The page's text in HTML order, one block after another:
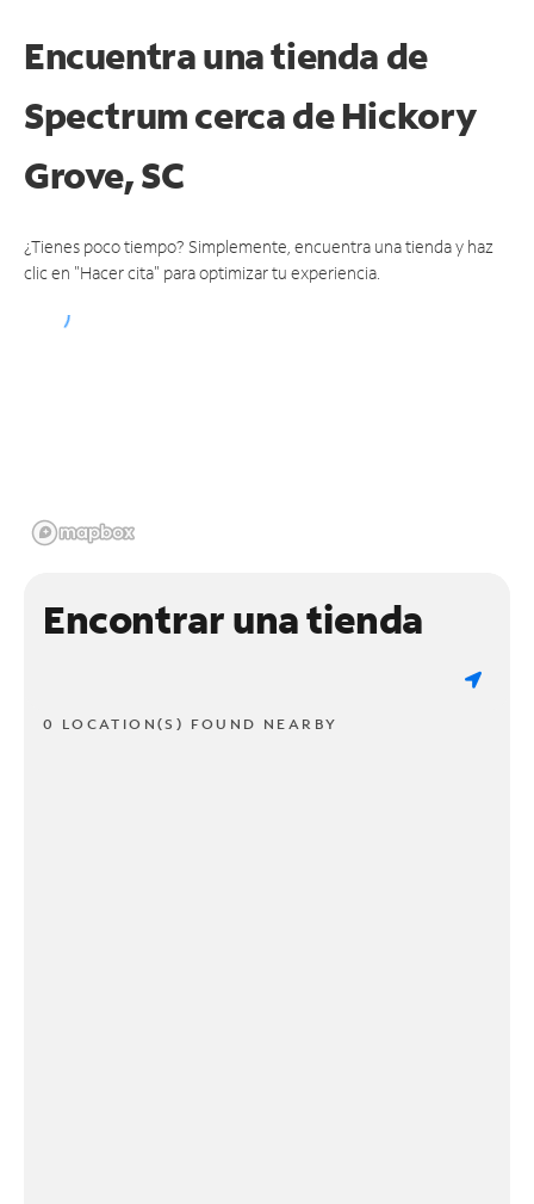
Encuentra una tienda de
Spectrumcerca de Hickory
Grove, SC
¿Tienes poco tiempo? Simplemente, encuentra una tienda y haz
clic en "Hacer cita" para optimizar tu experiencia.
Encontrar una tienda
0 LOCATION(S) FOUND NEARBY